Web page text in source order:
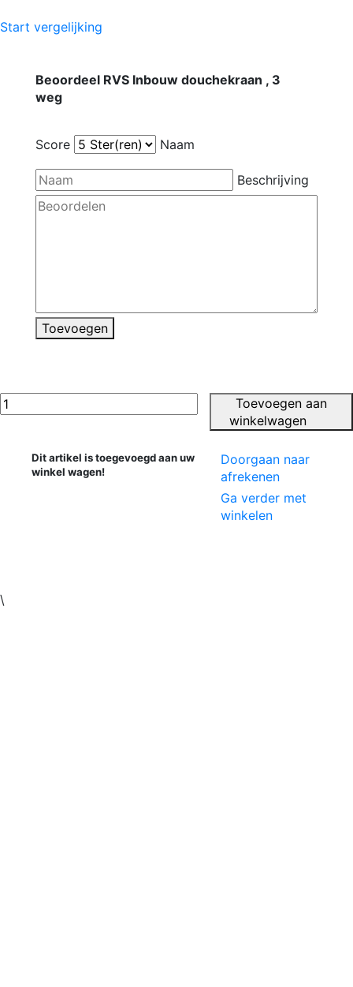
Start vergelijking
Beoordeel RVS Inbouw douchekraan , 3
weg
Score Naam
Beschrijving
Toevoegen
Toevoegen aan
winkelwagen
Dit artikel is toegevoegd aan uw
winkel wagen!
Doorgaan naar
afrekenen
Ga verder met
winkelen
\